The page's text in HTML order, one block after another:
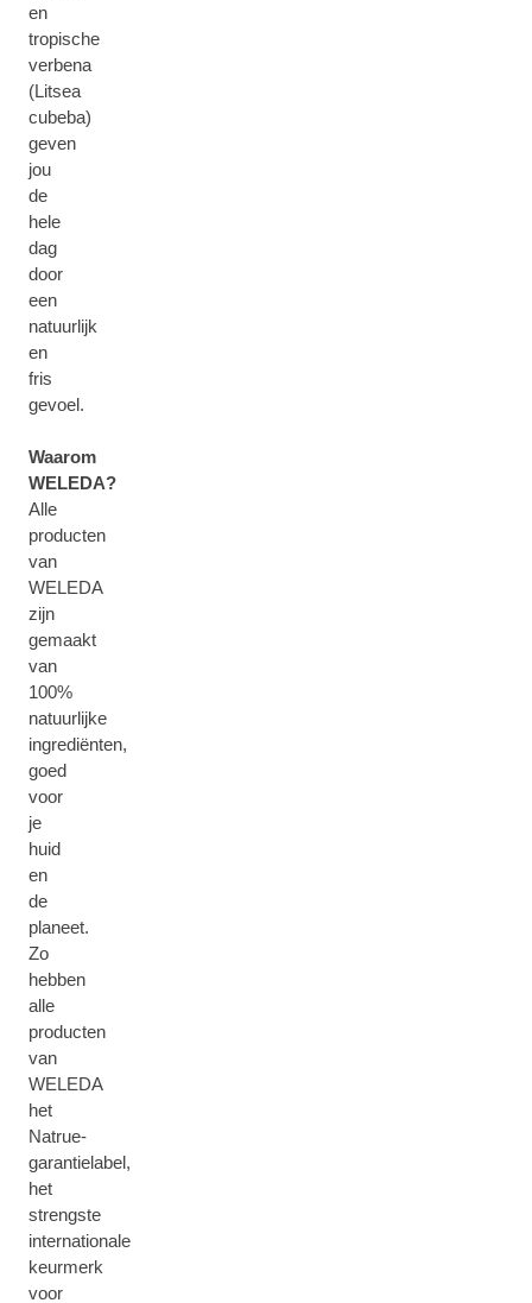
en
tropische
verbena
(Litsea
cubeba)
geven
jou
de
hele
dag
door
een
natuurlijk
en
fris
gevoel.
Waarom
WELEDA?
Alle
producten
van
WELEDA
zijn
gemaakt
van
100%
natuurlijke
ingrediënten,
goed
voor
je
huid
en
de
planeet.
Zo
hebben
alle
producten
van
WELEDA
het
Natrue-
garantielabel,
het
strengste
internationale
keurmerk
voor